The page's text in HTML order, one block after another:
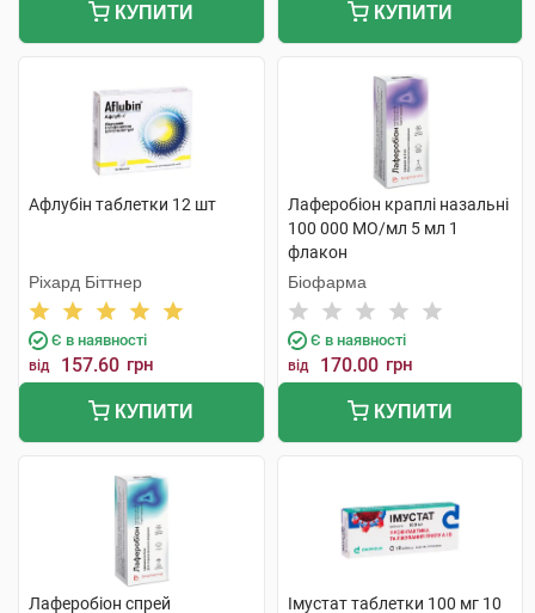
КУПИТИ КУПИТИ
Афлубін таблетки 12 шт
Ріхард Біттнер
Є в наявності
від 157.60 грн
КУПИТИ
Лаферобіон краплі назальні
100 000 МО/мл 5 мл 1
флакон
Біофарма
Є в наявності
від 170.00 грн
КУПИТИ
Лаферобіон спрей Імустат таблетки 100 мг 10